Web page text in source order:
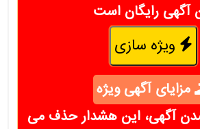
آگهی رایگان است
ویژه سازی
مزایای آگهی ویژه
آگهی، این هشدار حذف می